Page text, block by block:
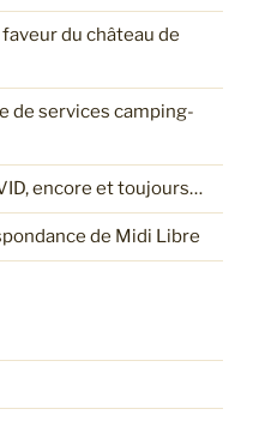
du château de
de services camping-
encore et toujours…
de Midi Libre